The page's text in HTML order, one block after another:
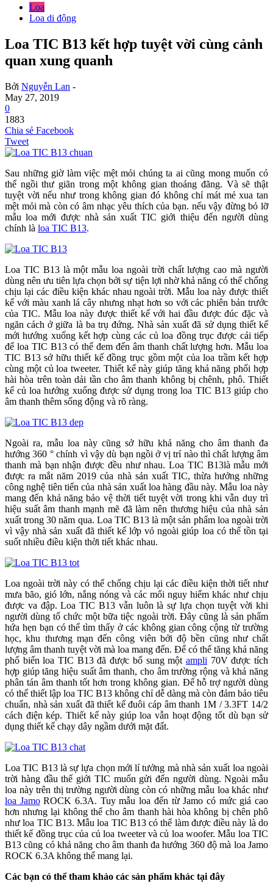
Loa
Loa di động
Loa TIC B13 kết hợp tuyệt vời cùng cảnh
quan xung quanh
Bởi Nguyễn Lan -
May 27, 2019
0
1883
Chia sẻ Facebook
Tweet
Sau những giờ làm việc mệt mỏi chúng ta ai cũng mong muốn có
thể ngồi thư giãn trong một không gian thoáng đãng. Và sẽ thật
tuyệt vời nếu như trong không gian đó không chỉ mát mẻ xua tan
mệt mỏi mà còn có âm nhạc yêu thích của bạn. nếu vậy đừng bỏ lỡ
mẫu loa mới được nhà sản xuất TIC giới thiệu đến người dùng
chính là loa TIC B13.
Loa TIC B13 là một mẫu loa ngoài trời chất lượng cao mà người
dùng nên ưu tiên lựa chọn bởi sự tiện lợi nhờ khả năng có thể chống
chịu lại các điều kiện khác nhau ngoài trời. Mẫu loa này được thiết
kế với màu xanh lá cây nhưng nhạt hơn so với các phiên bản trước
của TIC. Mẫu loa này được thiết kế với hai đầu được đúc đặc và
ngăn cách ở giữa là ba trụ đứng. Nhà sản xuất đã sử dụng thiết kế
mới hướng xuống kết hợp cùng các củ loa đồng trục được cải tiếp
để loa TIC B13 có thể đem đến âm thanh chất lượng hơn. Mẫu loa
TIC B13 sở hữu thiết kế đồng trục gồm một của loa trầm kết hợp
cùng một củ loa tweeter. Thiết kế này giúp tăng khả năng phối hợp
hài hòa trên toàn dải tần cho âm thanh không bị chênh, phô. Thiết
kế củ loa hướng xuống được sử dụng trong loa TIC B13 giúp cho
âm thanh thêm sống động và rõ ràng.
Ngoài ra, mẫu loa này cũng sở hữu khả năng cho âm thanh đa
hướng 360 ° chính vì vậy dù bạn ngồi ở vị trí nào thì chất lượng âm
thanh mà bạn nhận được đều như nhau. Loa TIC B13là mẫu mới
được ra mắt năm 2019 của nhà sản xuất TIC, thừa hưởng những
công nghệ tiên tiến của nhà sản xuất loa hàng đầu này. Mẫu loa này
mang đến khả năng bảo vệ thời tiết tuyệt vời trong khi vẫn duy trì
hiệu suất âm thanh mạnh mẽ đã làm nên thương hiệu của nhà sản
xuất trong 30 năm qua. Loa TIC B13 là một sản phẩm loa ngoài trời
vì vậy nhà sản xuất đã thiết kế lớp vỏ ngoài giúp loa có thể tồn tại
suốt nhiều điều kiện thời tiết khác nhau.
Loa ngoài trời này có thể chống chịu lại các điều kiện thời tiết như
mưa bão, gió lớn, nắng nóng và các mối nguy hiểm khác như chịu
được va đập. Loa TIC B13 vẫn luôn là sự lựa chọn tuyệt vời khi
người dùng tổ chức một bữa tiệc ngoài trời. Đây cũng là sản phẩm
hứa hẹn bạn có thể tìm thấy ở các không gian công cộng từ trường
học, khu thương mạn đến công viên bởi độ bền cũng như chất
lượng âm thanh tuyệt vời mà loa mang đến. Để có thể tăng khả năng
phổ biến loa TIC B13 đã được bổ sung một ampli 70V được tích
hợp giúp tăng hiệu suất âm thanh, cho âm trường rộng và khả năng
phân tán âm thanh tốt hơn trong không gian. Để hỗ trợ người dùng
có thể thiết lập loa TIC B13 không chỉ dễ dàng mà còn đảm bảo tiêu
chuẩn, nhà sản xuất đã thiết kế đuôi cáp âm thanh 1M / 3.3FT 14/2
cách điện kép. Thiết kế này giúp loa vẫn hoạt động tốt dù bạn sử
dụng thiết kế chạy dây ngầm dưới mặt đất.
Loa TIC B13 là sự lựa chọn mới lí tưởng mà nhà sản xuất loa ngoài
trời hàng đầu thế giới TIC muốn gửi đến người dùng. Ngoài mẫu
loa này trên thị trường người dùng còn có những mẫu loa khác như
loa JamoROCK 6.3A. Tuy mẫu loa đến từ Jamo có mức giá cao
hơn nhưng lại không thể cho âm thanh hài hòa không bị chên phô
như loa TIC B13. Mẫu loa TIC B13 có thể làm được điều này là do
thiết kế đồng trục của củ loa tweeter và củ loa woofer. Mẫu loa TIC
B13 cũng có khả năng cho âm thanh đa hướng 360 độ mà loa Jamo
ROCK 6.3A không thể mang lại.
Các bạn có thể tham khảo các sản phẩm khác tại đây